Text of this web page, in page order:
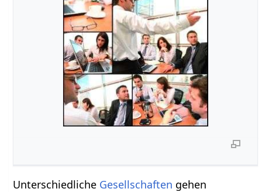
Unterschiedliche Gesellschaften gehen